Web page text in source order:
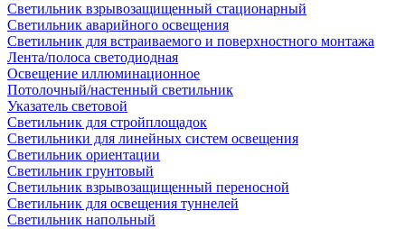
Светильник взрывозащищенный стационарный
Светильник аварийного освещения
Светильник для встраиваемого и поверхностного монтажа
Лента/полоса светодиодная
Освещение иллюминационное
Потолочный/настенный светильник
Указатель световой
Светильник для стройплощадок
Светильники для линейных систем освещения
Светильник ориентации
Светильник грунтовый
Светильник взрывозащищенный переносной
Светильник для освещения туннелей
Светильник напольный